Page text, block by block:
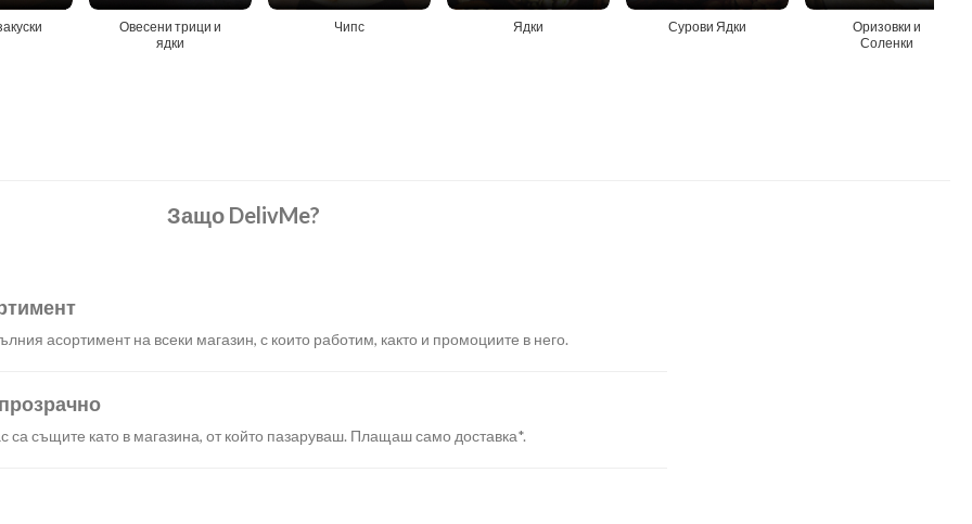
Овесени трици и
ядки
Чипс Ядки Сурови Ядки
Оризовки и
Соленки
Защо DelivMe?
асортимент на всеки магазин, с които работим, както и промоциите в него.
са същите като в магазина, от който пазаруваш. Плащаш само доставка*.